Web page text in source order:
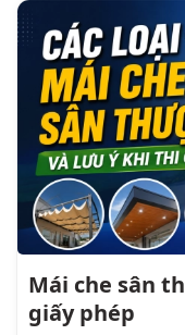
Mái che sân
giấy phép